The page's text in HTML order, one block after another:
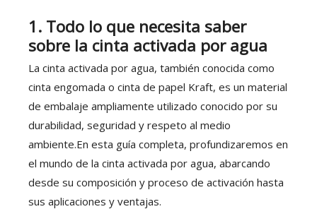
1. Todo lo que necesita saber
sobre la cinta activada por agua
La cinta activada por agua, también conocida como
cinta engomada o cinta de papel Kraft, es un material
de embalaje ampliamente utilizado conocido por su
durabilidad, seguridad y respeto al medio
ambiente.En esta guía completa, profundizaremos en
el mundo de la cinta activada por agua, abarcando
desde su composición y proceso de activación hasta
sus aplicaciones y ventajas.